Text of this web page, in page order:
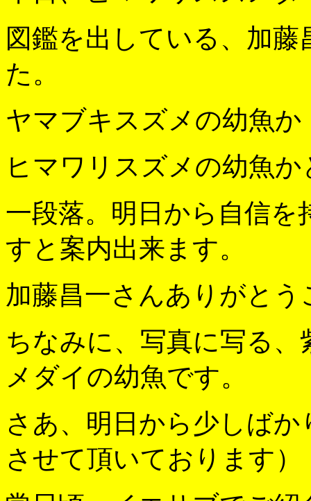
図鑑を出している、加
た。
ヤマブキスズメの幼魚か
ヒマワリスズメの幼魚
一段落。明日から自信
すと案内出来ます。
加藤昌一さんありがと
ちなみに、写真に写る
メダイの幼魚です。
さあ、明日から少しば
させて頂いております）